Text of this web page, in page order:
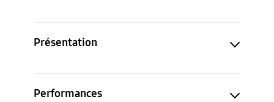
Présentation
Performances